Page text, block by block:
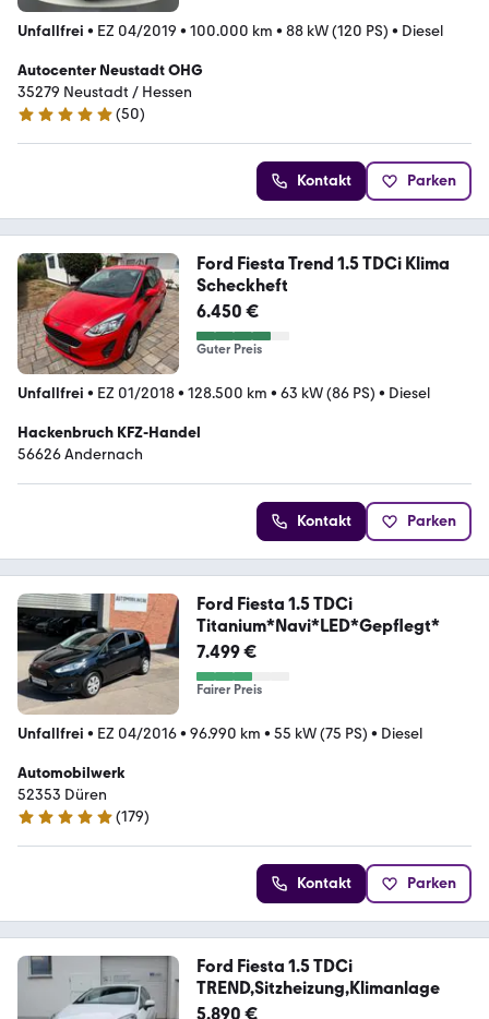
Unfallfrei • EZ 04/2019 • 100.000 km • 88 kW (120 PS) • Diesel
Autocenter Neustadt OHG
35279 Neustadt / Hessen
4.9 Sterne
(50)
Kontakt Parken
Ford Fiesta Trend 1.5 TDCi Klima
Scheckheft
6.450 €
Guter Preis
Unfallfrei • EZ 01/2018• 128.500 km • 63 kW (86 PS) • Diesel
Hackenbruch KFZ-Handel
56626 Andernach
Kontakt Parken
Ford Fiesta 1.5 TDCi
Titanium*Navi*LED*Gepflegt*
7.499 €
Fairer Preis
Unfallfrei • EZ 04/2016• 96.990 km • 55 kW (75 PS) • Diesel
Automobilwerk
52353 Düren
5 Sterne
(179)
Kontakt Parken
Ford Fiesta 1.5 TDCi
TREND,Sitzheizung,Klimanlage
5.890 €